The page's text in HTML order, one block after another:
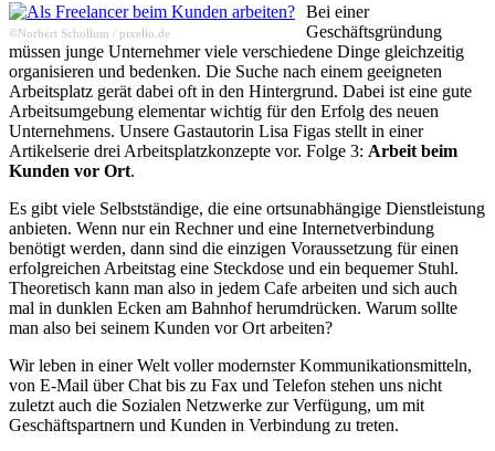
©Norbert Schollum / pixelio.de
Bei einer
Geschäftsgründung
müssen junge Unternehmer viele verschiedene Dinge gleichzeitig
organisieren und bedenken. Die Suche nach einem geeigneten
Arbeitsplatz gerät dabei oft in den Hintergrund. Dabei ist eine gute
Arbeitsumgebung elementar wichtig für den Erfolg des neuen
Unternehmens. Unsere Gastautorin Lisa Figas stellt in einer
Artikelserie drei Arbeitsplatzkonzepte vor. Folge 3: Arbeit beim
Kunden vor Ort.
Es gibt viele Selbstständige, die eine ortsunabhängige Dienstleistung
anbieten. Wenn nur ein Rechner und eine Internetverbindung
benötigt werden, dann sind die einzigen Voraussetzung für einen
erfolgreichen Arbeitstag eine Steckdose und ein bequemer Stuhl.
Theoretisch kann man also in jedem Cafe arbeiten und sich auch
mal in dunklen Ecken am Bahnhof herumdrücken. Warum sollte
man also bei seinem Kunden vor Ort arbeiten?
Wir leben in einer Welt voller modernster Kommunikationsmitteln,
von E-Mail über Chat bis zu Fax und Telefon stehen uns nicht
zuletzt auch die Sozialen Netzwerke zur Verfügung, um mit
Geschäftspartnern und Kunden in Verbindung zu treten.